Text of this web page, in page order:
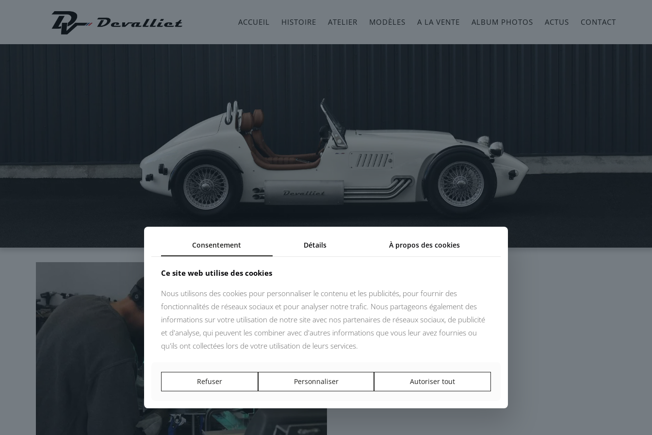
ACCUEIL HISTOIRE ATELIER MODÈLES A LA VENTE ALBUM PHOTOS ACTUS CONTACT
Consentement Détails À propos des cookies
Ce site web utilise des cookies
Nous utilisons des cookies pour personnaliser le contenu et les publicités, pour fournir des
fonctionnalités de réseaux sociaux et pour analyser notre trafic. Nous partageons également des
informations sur votre utilisation de notre site avec nos partenaires de réseaux sociaux, de publicité
et d'analyse, qui peuvent les combiner avec d'autres informations que vous leur avez fournies ou
qu'ils ont collectées lors de votre utilisation de leurs services.
Refuser Personnaliser Autoriser tout